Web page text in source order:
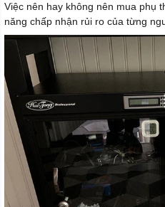
Việc nên hay không nên mua phụ
năng chấp nhận rủi ro của từng